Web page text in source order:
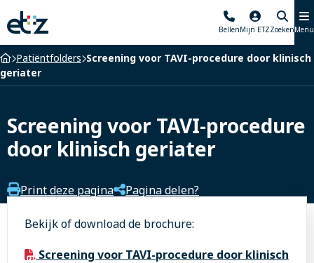
Elisabeth-
TweeSteden
Ziekenhuis
BellenMijn ETZZoekenMenu
Home
Patiëntfolders Screening voor TAVI-procedure door klinisch
geriater
Screening voor TAVI-procedure
door klinisch geriater
Print deze pagina Pagina delen?
Bekijk of download de brochure:
Screening voor TAVI-procedure door klinisch